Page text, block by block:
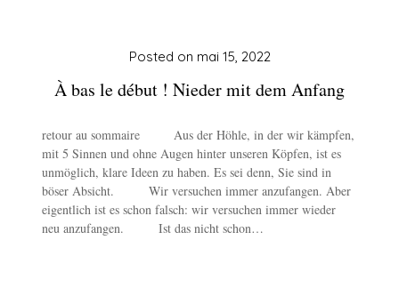
À bas le début ! Nieder mit dem Anfang
Posted on mai 15, 2022
retour au sommaire Aus der Höhle, in der wir kämpfen,
mit 5 Sinnen und ohne Augen hinter unseren Köpfen, ist es
unmöglich, klare Ideen zu haben. Es sei denn, Sie sind in
böser Absicht. Wir versuchen immer anzufangen. Aber
eigentlich ist es schon falsch: wir versuchen immer wieder
neu anzufangen. Ist das nicht schon…